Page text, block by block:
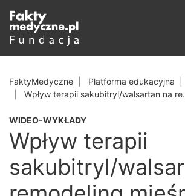
FaktyMedyczne Platforma edukacyjna
Wpływ terapii sakubitryl/walsartan na
WIDEO-WYKŁADY
Wpływ terapii
sakubitryl/